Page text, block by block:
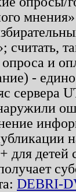
считать,
опроса и
-
сервера
детей
DEBRI-